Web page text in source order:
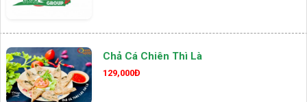
Chả Cá Chiên Thì Là
129,000Đ